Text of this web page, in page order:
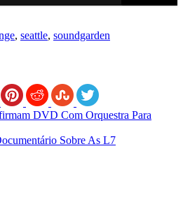
, seattle, soundgarden
DVD Com Orquestra Para
Sobre As L7